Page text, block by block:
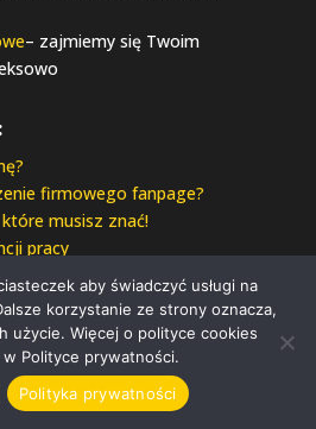
– zajmiemy się Twoim
firmowego fanpage?
musisz znać!
pracy
FB
sprawdzić reklamy konkurencji
dziś urodziny?
w miastach :
aby świadczyć usługi na
korzystanie ze strony oznacza,
użycie. Więcej o polityce cookies
w Polityce prywatności.
Polityka prywatności